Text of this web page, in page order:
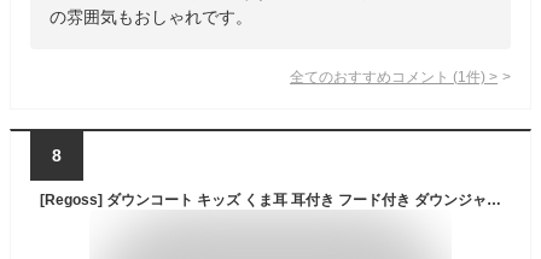
の雰囲気もおしゃれです。
全てのおすすめコメント (1 件) >
8
[Regoss] ダウンコート キッズ くま耳 耳付き フード付き ダウンジャケット 男の子 女の子 冬 動物 車 花柄 アウター 長袖 前開き ジップアップ ベビー服 防寒 防風 上着 可愛い 子供服 お出かけ 誕生日 出産祝い 通学 通園(ブルー,120)